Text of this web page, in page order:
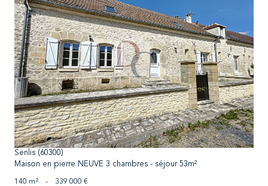
voir le bien
Senlis (60300)
Maison en pierre NEUVE 3 chambres - séjour 53m²
140 m² - 339 000 €